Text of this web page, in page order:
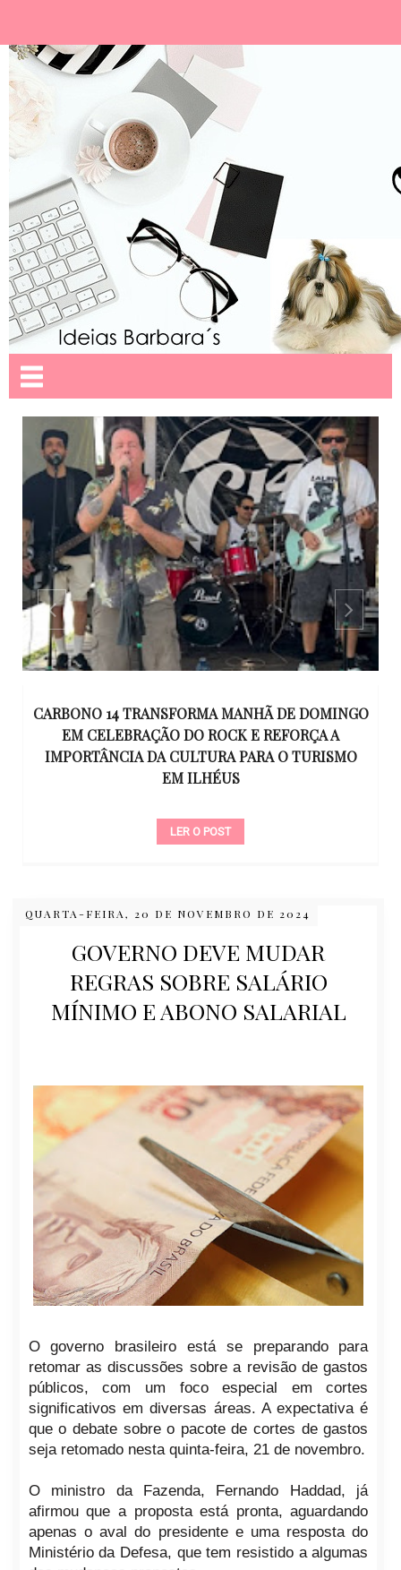
CARBONO 14 TRANSFORMA MANHÃ DE DOMINGO
EM CELEBRAÇÃO DO ROCK E REFORÇA A
IMPORTÂNCIA DA CULTURA PARA O TURISMO
EM ILHÉUS
LER O POST
QUARTA-FEIRA, 20 DE NOVEMBRO DE 2024
GOVERNO DEVE MUDAR
REGRAS SOBRE SALÁRIO
MÍNIMO E ABONO SALARIAL
O governo brasileiro está se preparando para
retomar as discussões sobre a revisão de gastos
públicos, com um foco especial em cortes
significativos em diversas áreas. A expectativa é
que o debate sobre o pacote de cortes de gastos
seja retomado nesta quinta-feira, 21 de novembro.
O ministro da Fazenda, Fernando Haddad, já
afirmou que a proposta está pronta, aguardando
apenas o aval do presidente e uma resposta do
Ministério da Defesa, que tem resistido a algumas